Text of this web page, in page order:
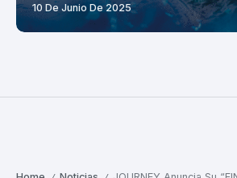
10 De Junio De 2025